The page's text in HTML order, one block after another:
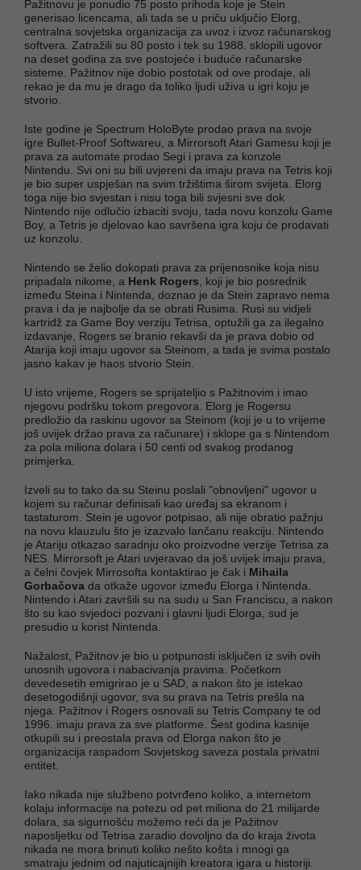
Pažitnovu je ponudio 75 posto prihoda koje je Stein
generisao licencama, ali tada se u priču uključio Elorg,
centralna sovjetska organizacija za uvoz i izvoz računarskog
softvera. Zatražili su 80 posto i tek su 1988. sklopili ugovor
na deset godina za sve postojeće i buduće računarske
sisteme. Pažitnov nije dobio postotak od ove prodaje, ali
rekao je da mu je drago da toliko ljudi uživa u igri koju je
stvorio.
Iste godine je Spectrum HoloByte prodao prava na svoje
igre Bullet-Proof Softwareu, a Mirrorsoft Atari Gamesu koji je
prava za automate prodao Segi i prava za konzole
Nintendu. Svi oni su bili uvjereni da imaju prava na Tetris koji
je bio super uspješan na svim tržištima širom svijeta. Elorg
toga nije bio svjestan i nisu toga bili svjesni sve dok
Nintendo nije odlučio izbaciti svoju, tada novu konzolu Game
Boy, a Tetris je djelovao kao savršena igra koju će prodavati
uz konzolu.
Nintendo se želio dokopati prava za prijenosnike koja nisu
pripadala nikome, a Henk Rogers , koji je bio posrednik
između Steina i Nintenda, doznao je da Stein zapravo nema
prava i da je najbolje da se obrati Rusima. Rusi su vidjeli
kartridž za Game Boy verziju Tetrisa, optužili ga za ilegalno
izdavanje, Rogers se branio rekavši da je prava dobio od
Atarija koji imaju ugovor sa Steinom, a tada je svima postalo
jasno kakav je haos stvorio Stein.
U isto vrijeme, Rogers se sprijateljio s Pažitnovim i imao
njegovu podršku tokom pregovora. Elorg je Rogersu
predložio da raskinu ugovor sa Steinom (koji je u to vrijeme
još uvijek držao prava za računare) i sklope ga s Nintendom
za pola miliona dolara i 50 centi od svakog prodanog
primjerka.
Izveli su to tako da su Steinu poslali "obnovljeni" ugovor u
kojem su računar definisali kao uređaj sa ekranom i
tastaturom. Stein je ugovor potpisao, ali nije obratio pažnju
na novu klauzulu što je izazvalo lančanu reakciju. Nintendo
je Atariju otkazao saradnju oko proizvodne verzije Tetrisa za
NES. Mirrorsoft je Atari uvjeravao da još uvijek imaju prava,
a čelni čovjek Mirrosofta kontaktirao je čak i Mihaila
Gorbačova da otkaže ugovor između Elorga i Nintenda.
Nintendo i Atari završili su na sudu u San Franciscu, a nakon
što su kao svjedoci pozvani i glavni ljudi Elorga, sud je
presudio u korist Nintenda.
Nažalost, Pažitnov je bio u potpunosti isključen iz svih ovih
unosnih ugovora i nabacivanja pravima. Početkom
devedesetih emigrirao je u SAD, a nakon što je istekao
desetogodišnji ugovor, sva su prava na Tetris prešla na
njega. Pažitnov i Rogers osnovali su Tetris Company te od
1996. imaju prava za sve platforme. Šest godina kasnije
otkupili su i preostala prava od Elorga nakon što je
organizacija raspadom Sovjetskog saveza postala privatni
entitet.
Iako nikada nije službeno potvrđeno koliko, a internetom
kolaju informacije na potezu od pet miliona do 21 milijarde
dolara, sa sigurnošću možemo reći da je Pažitnov
naposljetku od Tetrisa zaradio dovoljno da do kraja života
nikada ne mora brinuti koliko nešto košta i mnogi ga
smatraju jednim od najuticajnijih kreatora igara u historiji.